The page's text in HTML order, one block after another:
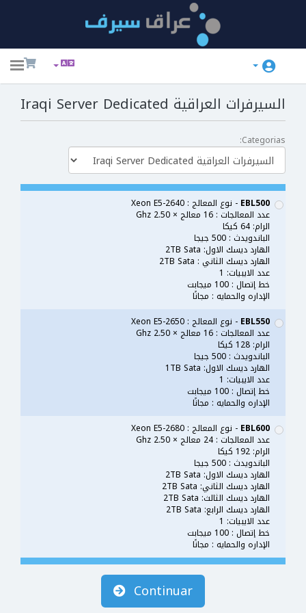
السيرفرات العراقية Iraqi Server Dedicated
Categorias:
EBL500 - نوع المعالج : Xeon E5-2640
عدد المعالجات : 16 معالج × 2.50 Ghz
الرام: 64 كيكا
الباندويدث : 500 جيجا
الهارد ديسك الاول: 2TB Sata
الهارد ديسك الثاني : 2TB Sata
عدد الايبيات: 1
خط إتصال : 100 ميجابت
الإداره والحمايه : مجانًا
EBL550 - نوع المعالج : Xeon E5-2650
عدد المعالجات : 16 معالج × 2.50 Ghz
الرام: 128 كيكا
الباندويدث : 500 جيجا
الهارد ديسك الاول: 1TB Sata
عدد الايبيات: 1
خط إتصال : 100 ميجابت
الإداره والحمايه : مجانًا
EBL600 - نوع المعالج : Xeon E5-2680
عدد المعالجات : 24 معالج × 2.50 Ghz
الرام: 192 كيكا
الباندويدث : 500 جيجا
الهارد ديسك الاول: 2TB Sata
الهارد ديسك الثاني: 2TB Sata
الهارد ديسك الثالث: 2TB Sata
الهارد ديسك الرابع: 2TB Sata
عدد الايبيات: 1
خط إتصال : 100 ميجابت
الإداره والحمايه : مجانًا
Continuar